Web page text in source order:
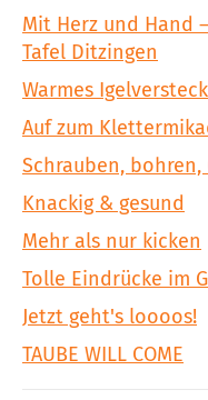
Mit Herz und Hand
Tafel Ditzingen
Warmes
Auf zum
Schrauben,
Knackig & gesund
Mehr als nur kicken
Tolle Eindrücke im
Jetzt geht's loooos!
TAUBE WILL COME